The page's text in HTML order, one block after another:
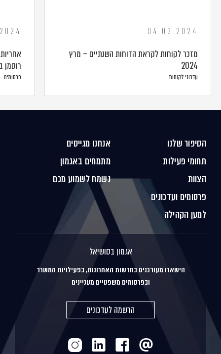
04.03.2024
מזכר לקוחות לקראת הדוחות השנתיים – מרץ
2024
עדכוני לקוחות
רוסמן
פרסומים
הסיפור שלנו
תחומי פעילות
הצוות
פרסומים ועדכונים
למען הקהילה
אנחנו מגייסים
מתמחים באגמון
נשמח לשמוע מכם
אגמון בסושיאל
הישארו מעודכנים בחדשות האחרונות, בפעילויות המשרד
ובפרסומים משפטיים מעניינים
הרשמה לעדכונים